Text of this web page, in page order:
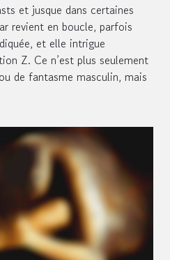
et jusque dans certaines
revient en boucle, parfois
et elle intrigue
Z. Ce n’est plus seulement
de fantasme masculin, mais